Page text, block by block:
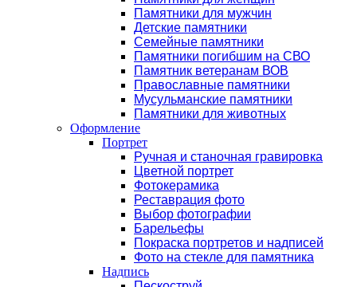
Памятники для мужчин
Детские памятники
Семейные памятники
Памятники погибшим на СВО
Памятник ветеранам ВОВ
Православные памятники
Мусульманские памятники
Памятники для животных
Оформление
Портрет
Ручная и станочная гравировка
Цветной портрет
Фотокерамика
Реставрация фото
Выбор фотографии
Барельефы
Покраска портретов и надписей
Фото на стекле для памятника
Надпись